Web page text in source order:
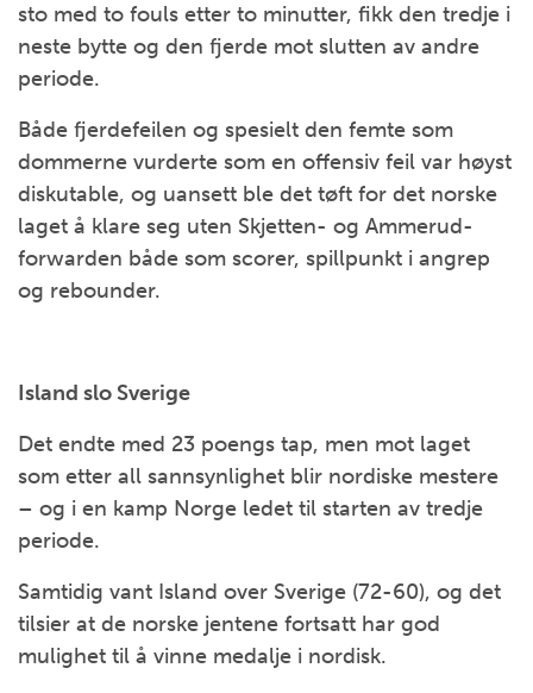
sto med to fouls etter to minutter, fikk den tredje i
neste bytte og den fjerde mot slutten av andre
periode.
Både fjerdefeilen og spesielt den femte som
dommerne vurderte som en offensiv feil var høyst
diskutable, og uansett ble det tøft for det norske
laget å klare seg uten Skjetten- og Ammerud-
forwarden både som scorer, spillpunkt i angrep
og rebounder.
Island slo Sverige
Det endte med 23 poengs tap, men mot laget
som etter all sannsynlighet blir nordiske mestere
– og i en kamp Norge ledet til starten av tredje
periode.
Samtidig vant Island over Sverige (72-60), og det
tilsier at de norske jentene fortsatt har god
mulighet til å vinne medalje i nordisk.